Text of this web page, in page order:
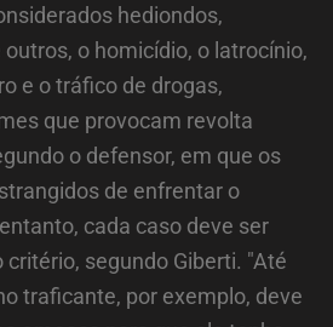
hediondos,
o homicídio, o latrocínio,
e o tráfico de drogas,
que provocam revolta
o defensor, em que os
de enfrentar o
cada caso deve ser
segundo Giberti. "Até
traficante, por exemplo, deve